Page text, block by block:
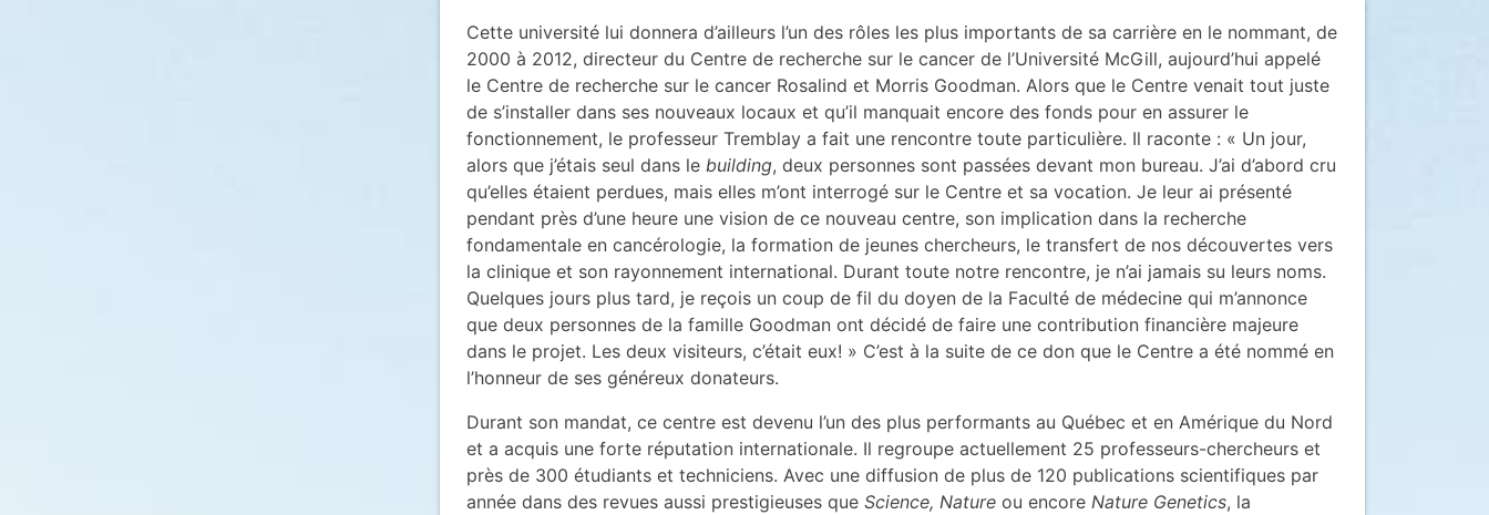
Cette université lui donnera d’ailleurs l’un des rôles les plus importants de sa carrière en le nommant, de
2000 à 2012, directeur du Centre de recherche sur le cancer de l’Université McGill, aujourd’hui appelé
le Centre de recherche sur le cancer Rosalind et Morris Goodman. Alors que le Centre venait tout juste
de s’installer dans ses nouveaux locaux et qu’il manquait encore des fonds pour en assurer le
fonctionnement, le professeur Tremblay a fait une rencontre toute particulière. Il raconte : « Un jour,
alors que j’étais seul dans le building, deux personnes sont passées devant mon bureau. J’ai d’abord cru
qu’elles étaient perdues, mais elles m’ont interrogé sur le Centre et sa vocation. Je leur ai présenté
pendant près d’une heure une vision de ce nouveau centre, son implication dans la recherche
fondamentale en cancérologie, la formation de jeunes chercheurs, le transfert de nos découvertes vers
la clinique et son rayonnement international. Durant toute notre rencontre, je n’ai jamais su leurs noms.
Quelques jours plus tard, je reçois un coup de fil du doyen de la Faculté de médecine qui m’annonce
que deux personnes de la famille Goodman ont décidé de faire une contribution financière majeure
dans le projet. Les deux visiteurs, c’était eux! » C’est à la suite de ce don que le Centre a été nommé en
l’honneur de ses généreux donateurs.
Durant son mandat, ce centre est devenu l’un des plus performants au Québec et en Amérique du Nord
et a acquis une forte réputation internationale. Il regroupe actuellement 25 professeurs-chercheurs et
près de 300 étudiants et techniciens. Avec une diffusion de plus de 120 publications scientifiques par
année dans des revues aussi prestigieuses que Science, Nature ou encore Nature Genetics, la